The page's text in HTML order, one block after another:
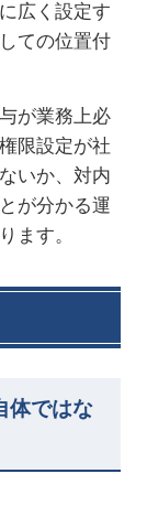
広く設定す
ての位置付
が業務上必
限設定が社
いか、対内
が分かる運
ます。
体ではな